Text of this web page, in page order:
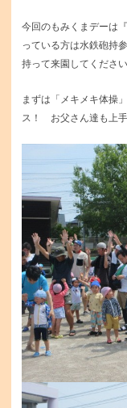
今回のもみくまデーは
っている方は水鉄砲持
持って来園してくださ
まずは「メキメキ体操
ス！ お父さん達も上